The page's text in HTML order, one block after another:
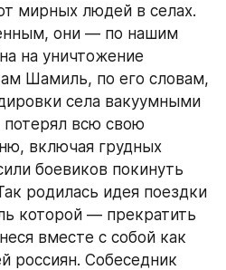
мирных людей в селах.
они — по нашим
на уничтожение
Шамиль, по его словам,
села вакуумными
всю свою
включая грудных
боевиков покинуть
родилась идея поездки
которой — прекратить
вместе с собой как
россиян. Собеседник